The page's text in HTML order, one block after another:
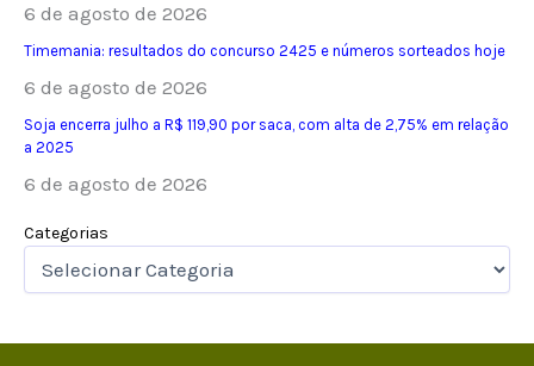
6 de agosto de 2026
Timemania: resultados do concurso 2425 e números sorteados hoje
6 de agosto de 2026
Soja encerra julho a R$ 119,90 por saca, com alta de 2,75% em relação
a 2025
6 de agosto de 2026
Categorias